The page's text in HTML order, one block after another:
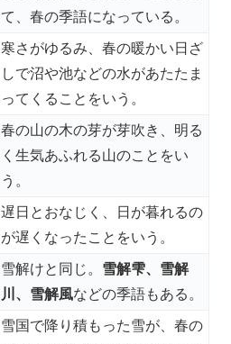
て、春の季語になっている。
寒さがゆるみ、春の暖かい日ざ
しで沼や池などの水があたたま
ってくることをいう。
春の山の木の芽が芽吹き、明る
く生気あふれる山のことをい
う。
遅日とおなじく、日が暮れるの
が遅くなったことをいう。
雪解けと同じ。 雪解雫、雪解
川、雪解風などの季語もある。
雪国で降り積もった雪が、春の